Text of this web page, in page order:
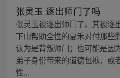
张灵玉 逐出师门了吗
张灵玉被逐出师门了。其被逐
下山帮助全性的夏禾对付那些
认为是背叛师门；也可能是因
弟子身份带来的道德包袱，或
性...